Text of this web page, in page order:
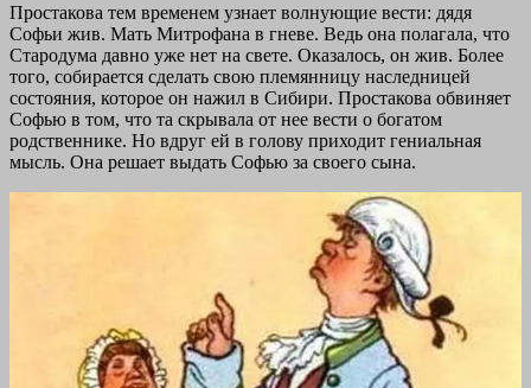
Простакова тем временем узнает волнующие вести: дядя
Софьи жив. Мать Митрофана в гневе. Ведь она полагала, что
Стародума давно уже нет на свете. Оказалось, он жив. Более
того, собирается сделать свою племянницу наследницей
состояния, которое он нажил в Сибири. Простакова обвиняет
Софью в том, что та скрывала от нее вести о богатом
родственнике. Но вдруг ей в голову приходит гениальная
мысль. Она решает выдать Софью за своего сына.